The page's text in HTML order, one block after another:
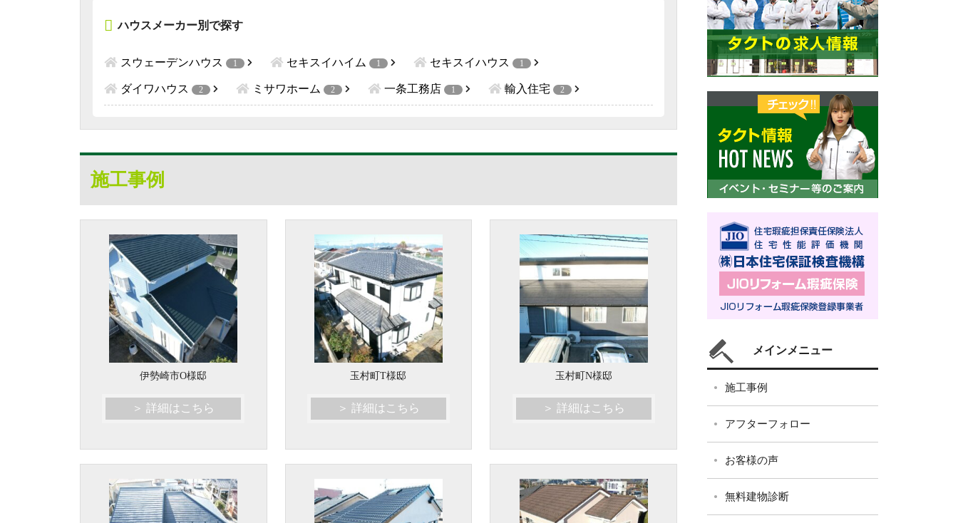
ハウスメーカー別で探す
スウェーデンハウス 1 セキスイハイム 1 セキスイハウス 1
ダイワハウス 2 ミサワホーム 2 一条工務店 1 輸入住宅 2
施工事例
伊勢崎市O様邸
＞ 詳細はこちら
玉村町T様邸
＞ 詳細はこちら
玉村町N様邸
＞ 詳細はこちら
メインメニュー
施工事例
アフターフォロー
お客様の声
無料建物診断